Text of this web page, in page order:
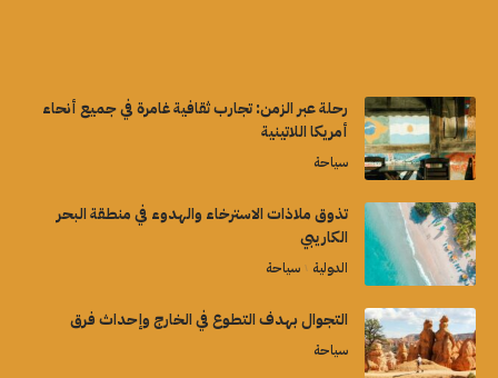
رحلة عبر الزمن: تجارب ثقافية غامرة في جميع أنحاء
أمريكا اللاتينية
سياحة
تذوق ملاذات الاسترخاء والهدوء في منطقة البحر
الكاريبي
الدولية سياحة
التجوال بهدف التطوع في الخارج وإحداث فرق
سياحة